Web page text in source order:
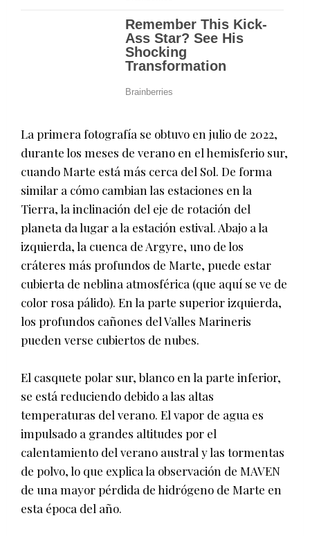
La primera fotografía se obtuvo en julio de 2022,
durante los meses de verano en el hemisferio sur,
cuando Marte está más cerca del Sol. De forma
similar a cómo cambian las estaciones en la
Tierra, la inclinación del eje de rotación del
planeta da lugar a la estación estival. Abajo a la
izquierda, la cuenca de Argyre, uno de los
cráteres más profundos de Marte, puede estar
cubierta de neblina atmosférica (que aquí se ve de
color rosa pálido). En la parte superior izquierda,
los profundos cañones del Valles Marineris
pueden verse cubiertos de nubes.
El casquete polar sur, blanco en la parte inferior,
se está reduciendo debido a las altas
temperaturas del verano. El vapor de agua es
impulsado a grandes altitudes por el
calentamiento del verano austral y las tormentas
de polvo, lo que explica la observación de MAVEN
de una mayor pérdida de hidrógeno de Marte en
esta época del año.